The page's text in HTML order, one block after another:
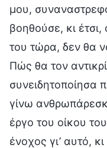
μου,
βοηθούσε, κι
του τώρα, δεν θα
Πώς θα τον
συνειδητοποίησα
γίνω
έργο του οίκου
ένοχος γι’ αυτό,